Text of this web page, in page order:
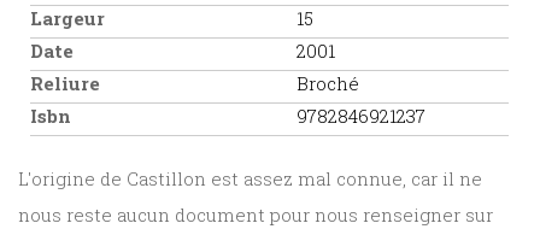
Largeur
15
Date
2001
Reliure
Broché
Isbn
9782846921237
L'origine de Castillon est assez mal connue, car il ne
nous reste aucun document pour nous renseigner sur